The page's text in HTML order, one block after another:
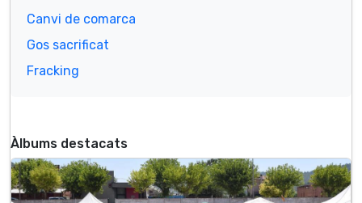
Canvi de comarca
Gos sacrificat
Fracking
Àlbums destacats